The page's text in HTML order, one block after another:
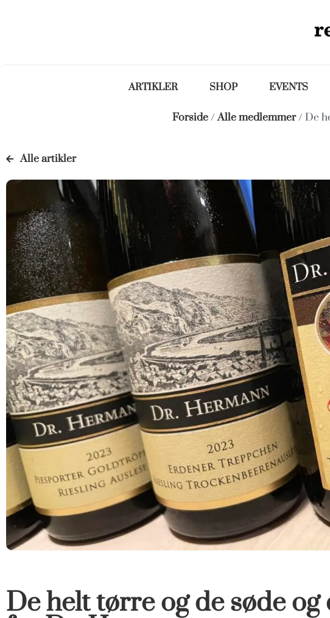
ARTIKLER SHOP EVENTS
Forside/Alle medlemmer/ De
Alle artikler
De helt tørre og de søde